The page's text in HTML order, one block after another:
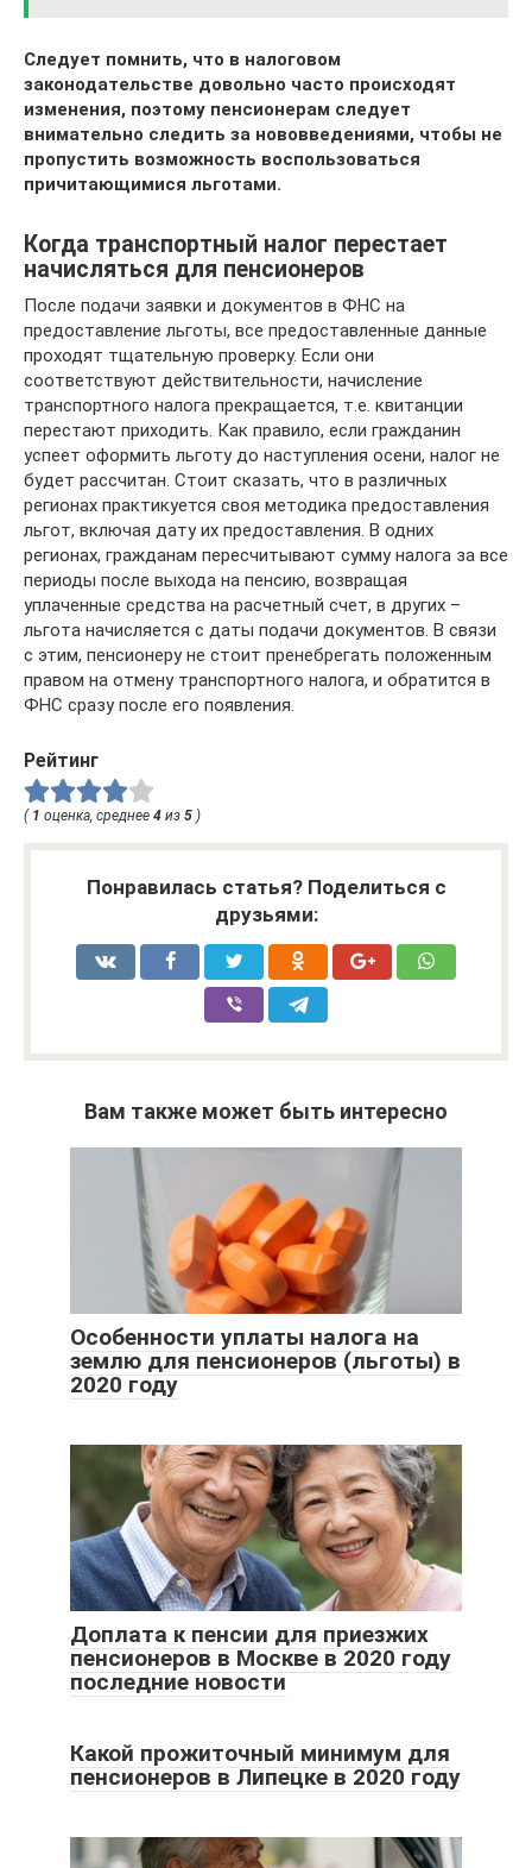
Следует помнить, что в налоговом
законодательстве довольно часто происходят
изменения, поэтому пенсионерам следует
внимательно следить за нововведениями, чтобы не
пропустить возможность воспользоваться
причитающимися льготами.
Когда транспортный налог перестает
начисляться для пенсионеров
После подачи заявки и документов в ФНС на
предоставление льготы, все предоставленные данные
проходят тщательную проверку. Если они
соответствуют действительности, начисление
транспортного налога прекращается, т.е. квитанции
перестают приходить. Как правило, если гражданин
успеет оформить льготу до наступления осени, налог не
будет рассчитан. Стоит сказать, что в различных
регионах практикуется своя методика предоставления
льгот, включая дату их предоставления. В одних
регионах, гражданам пересчитывают сумму налога за все
периоды после выхода на пенсию, возвращая
уплаченные средства на расчетный счет, в других –
льгота начисляется с даты подачи документов. В связи
с этим, пенсионеру не стоит пренебрегать положенным
правом на отмену транспортного налога, и обратится в
ФНС сразу после его появления.
Рейтинг
( 1 оценка, среднее 4 из 5 )
Понравилась статья? Поделиться с
друзьями:
Вам также может быть интересно
Особенности уплаты налога на
землю для пенсионеров (льготы) в
2020 году
Доплата к пенсии для приезжих
пенсионеров в Москве в 2020 году
последние новости
Какой прожиточный минимум для
пенсионеров в Липецке в 2020 году